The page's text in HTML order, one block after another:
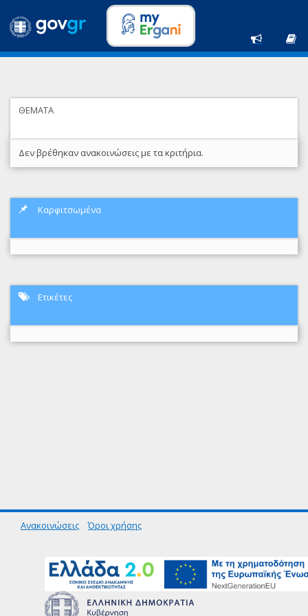
ΘΕΜΑΤΑ
Δεν βρέθηκαν ανακοινώσεις με τα κριτήρια.
Καρφιτσωμένα
Ετικέτες
Ανακοινώσεις Όροι χρήσης